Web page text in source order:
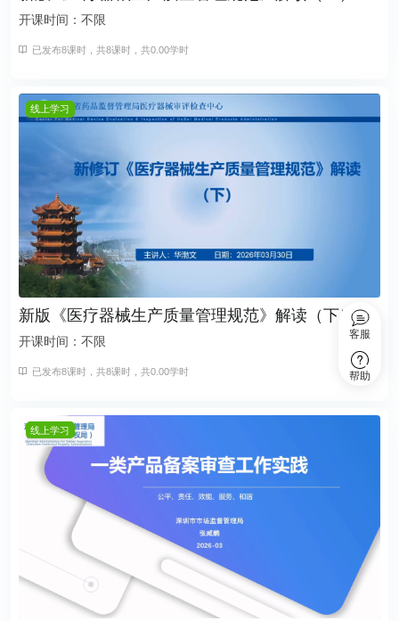
客服
帮助
开课时间：不限
已发布8课时，共8课时，共0.00学时
线上学习
新版《医疗器械生产质量管理规范》解读（下）
开课时间：不限
已发布8课时，共8课时，共0.00学时
线上学习